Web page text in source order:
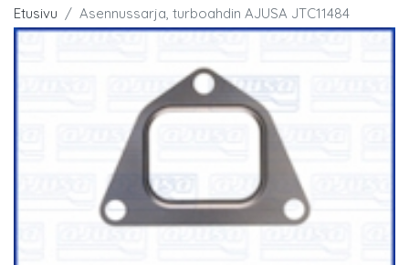
Etusivu Asennussarja, turboahdin AJUSA JTC11484